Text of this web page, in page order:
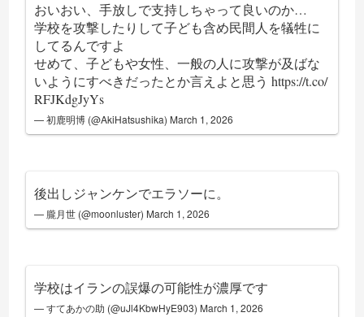
おいおい、手放しで支持しちゃって良いのか…
学校を攻撃したりして子ども含め民間人を犠牲に
してるんですよ
せめて、子どもや女性、一般の人に攻撃が及ばな
いようにすべきだったとか言えよと思うhttps://t.co/
RFJKdgJyYs
— 初鹿明博 (@AkiHatsushika) March 1, 2026
後出しジャンケンでエラソーに。
— 朧月世 (@moonluster) March 1, 2026
学校はイランの誤爆の可能性が濃厚です
— すてあかの助 (@uJl4KbwHyE903) March 1, 2026